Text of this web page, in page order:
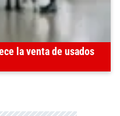
la venta de usados